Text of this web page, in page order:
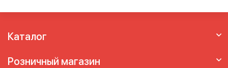
Каталог
Розничный магазин